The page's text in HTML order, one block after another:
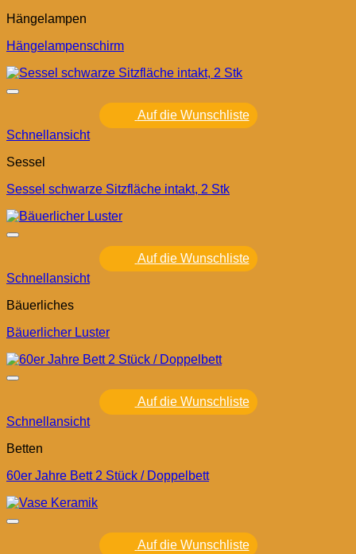
Hängelampen
Hängelampenschirm
Auf die Wunschliste
Schnellansicht
Sessel
Sessel schwarze Sitzfläche intakt, 2 Stk
Auf die Wunschliste
Schnellansicht
Bäuerliches
Bäuerlicher Luster
Auf die Wunschliste
Schnellansicht
Betten
60er Jahre Bett 2 Stück / Doppelbett
Auf die Wunschliste